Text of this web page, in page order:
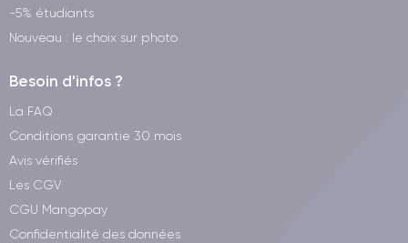
-5% étudiants
Nouveau : le choix sur photo
Besoin d'infos ?
La FAQ
Conditions garantie 30 mois
Avis vérifiés
Les CGV
CGU Mangopay
Confidentialité des données